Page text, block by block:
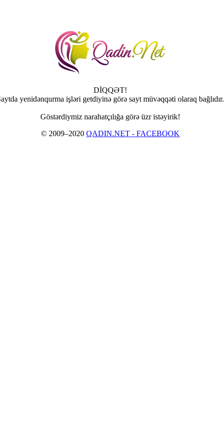
DİQQƏT!
yenidənqurma işləri getdiyinə görə sayt müvəqqəti olaraq bağlıdır.
Göstərdiymiz narahatçılığa görə üzr istəyirik!
© 2009–2020 QADIN.NET - FACEBOOK